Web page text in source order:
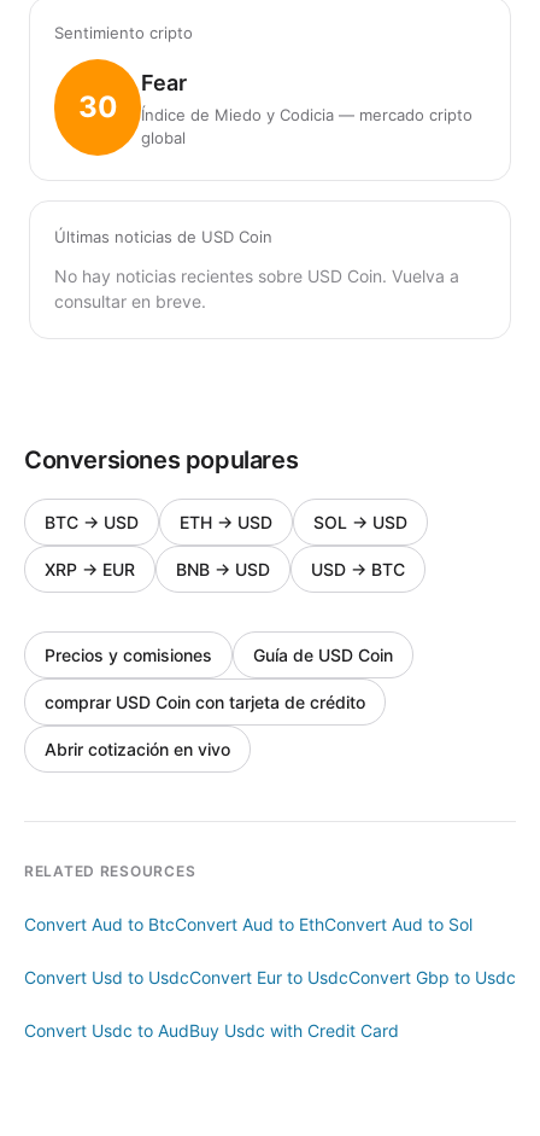
Sentimiento cripto
30
Fear
Índice de Miedo y Codicia — mercado cripto
global
Últimas noticias de USD Coin
No hay noticias recientes sobre USD Coin. Vuelva a
consultar en breve.
Conversiones populares
BTC → USD ETH → USD SOL → USD
XRP → EUR BNB → USD USD → BTC
Precios y comisiones Guía de USD Coin
comprar USD Coin con tarjeta de crédito
Abrir cotización en vivo
RELATED RESOURCES
Convert Aud to BtcConvert Aud to EthConvert Aud to Sol
Convert Usd to UsdcConvert Eur to UsdcConvert Gbp to Usdc
Convert Usdc to AudBuy Usdc with Credit Card